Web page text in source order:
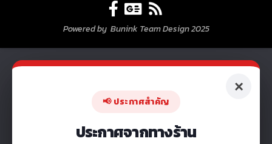
Powered by Bunink Team Design 2025
×
📢 ประกาศสำคัญ
ประกาศจากทางร้าน